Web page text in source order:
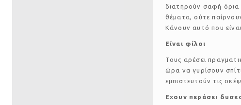
διατηρούν σαφή όρια
θέματα, ούτε
Κάνουν αυτό που
Είναι φίλοι
Τους αρέσει
ώρα να γυρίσουν
εμπιστευτούν τις
Εχουν περάσει